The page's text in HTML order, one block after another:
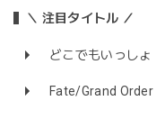
＼ 注目タイトル ／
どこでもいっしょ
Fate/Grand Order